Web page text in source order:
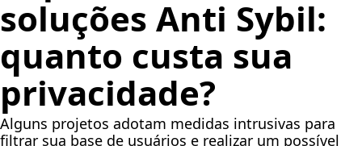
soluções Anti Sybil:
quanto custa sua
privacidade?
Alguns projetos adotam medidas intrusivas para
filtrar sua base de usuários e realizar um possível